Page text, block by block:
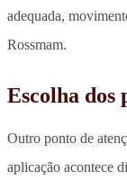
adequada,
Rossmam.
Escolha dos
Outro ponto de
aplicação acontece